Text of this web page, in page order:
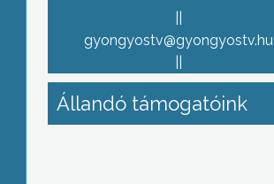
gyongyostv@gyongyostv.hu
Állandó támogatóink